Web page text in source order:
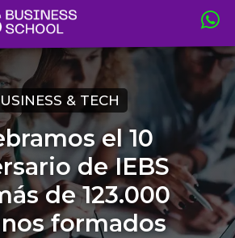
& TECH
el 10
de IEBS
de 123.000
formados